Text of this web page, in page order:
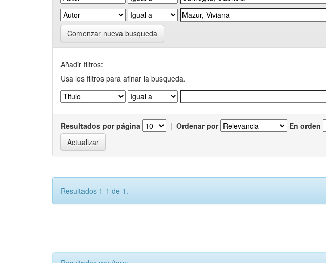
Comenzar nueva busqueda
Añadir filtros:
Usa los filtros para afinar la busqueda.
Resultados por página | Ordenar por En orden
Resultados 1-1 de 1.